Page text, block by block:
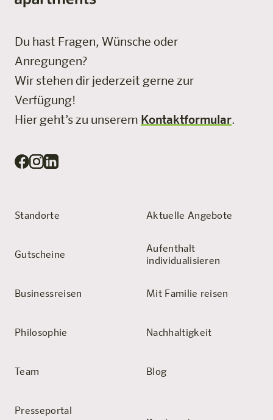
Du hast Fragen, Wünsche oder
Anregungen?
Wir stehen dir jederzeit gerne zur
Verfügung!
Hier geht’s zu unserem Kontaktformular.
Standorte Aktuelle Angebote
Gutscheine
Aufenthalt
individualisieren
Businessreisen Mit Familie reisen
Philosophie Nachhaltigkeit
Team Blog
Presseportal